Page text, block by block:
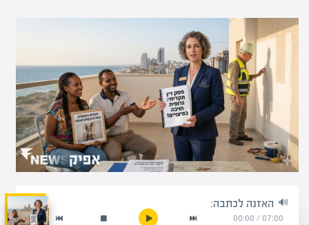
האזנה לכתבה:
07:00
/
00:00